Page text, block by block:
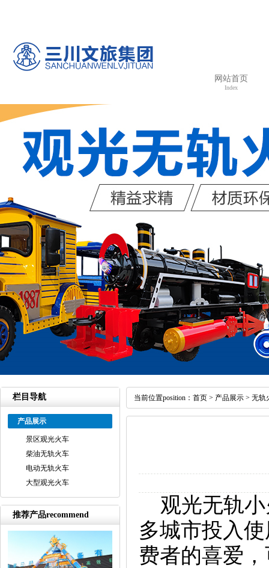
网站首页
Index
栏目导航
产品展示
景区观光火车
柴油无轨火车
电动无轨火车
大型观光火车
推荐产品recommend
当前位置position： 首页 > 产品展示 > 无轨
观光无轨小
多城市投入
费者的喜爱